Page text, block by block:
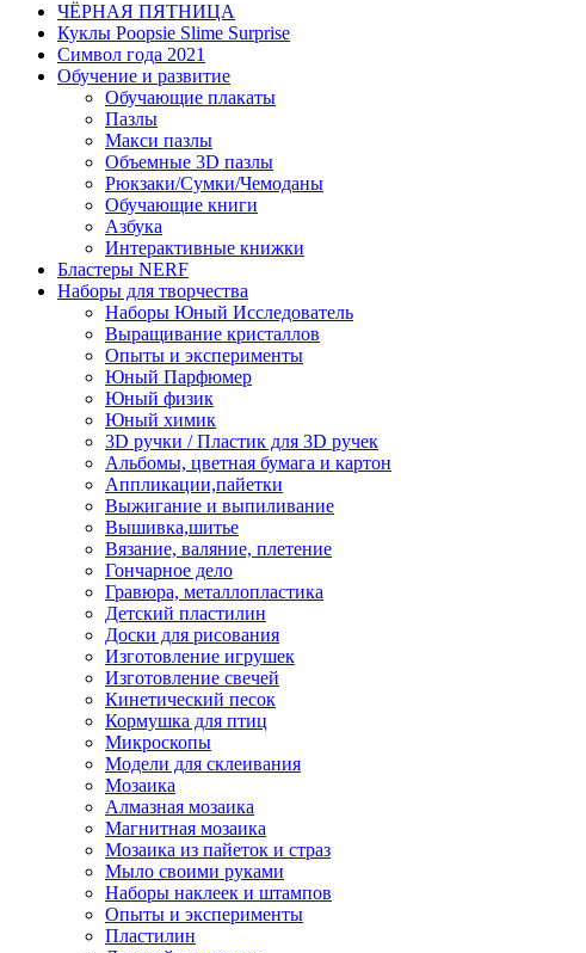
ЧЁРНАЯ ПЯТНИЦА
Куклы Poopsie Slime Surprise
Символ года 2021
Обучение и развитие
Обучающие плакаты
Пазлы
Макси пазлы
Объемные 3D пазлы
Рюкзаки/Сумки/Чемоданы
Обучающие книги
Азбука
Интерактивные книжки
Бластеры NERF
Наборы для творчества
Наборы Юный Исследователь
Выращивание кристаллов
Опыты и эксперименты
Юный Парфюмер
Юный физик
Юный химик
3D ручки / Пластик для 3D ручек
Альбомы, цветная бумага и картон
Аппликации,пайетки
Выжигание и выпиливание
Вышивка,шитье
Вязание, валяние, плетение
Гончарное дело
Гравюра, металлопластика
Детский пластилин
Доски для рисования
Изготовление игрушек
Изготовление свечей
Кинетический песок
Кормушка для птиц
Микроскопы
Модели для склеивания
Мозаика
Алмазная мозаика
Магнитная мозаика
Мозаика из пайеток и страз
Мыло своими руками
Наборы наклеек и штампов
Опыты и эксперименты
Пластилин